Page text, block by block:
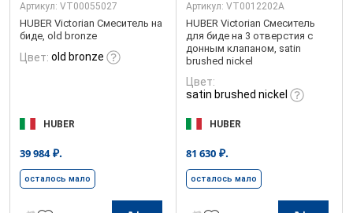
Артикул: VT00055027
HUBER Victorian Смеситель на
биде, old bronze
Цвет: old bronze
HUBER
39 984₽.
осталось мало
Артикул: VT0012202A
HUBER Victorian Смеситель
для биде на 3 отверстия с
донным клапаном, satin
brushed nickel
Цвет:
satin brushed nickel
HUBER
81 630 ₽.
осталось мало